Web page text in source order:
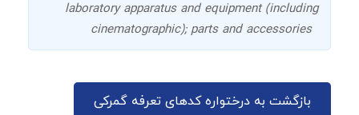
laboratory apparatus and equipment (including
cinematographic); parts and accessories
بازگشت به درختواره کدهای تعرفه گمرکی